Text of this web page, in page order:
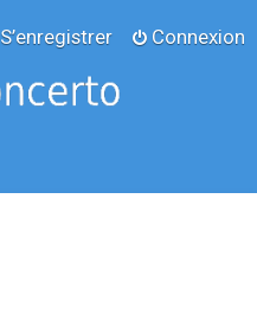
Connexion
S’enregistrer